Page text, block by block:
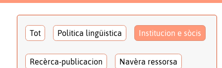
Tot Politica lingüistica Institucion e sòcis
Recèrca-publicacion Navèra ressorsa